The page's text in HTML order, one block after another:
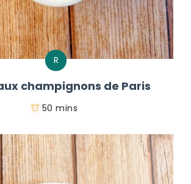
R
champignons de Paris
50 mins